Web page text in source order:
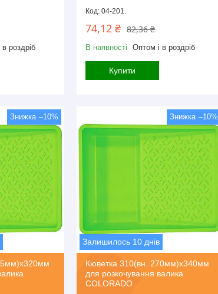
роздріб
04-201.
82,36 ₴
74,12 ₴
В наявності Оптом і в роздріб
Купити
–10% –10%
Залишилось 10 днів
Кюветка 310(вн. 270мм)х340мм
для розкочування валика
COLORADO